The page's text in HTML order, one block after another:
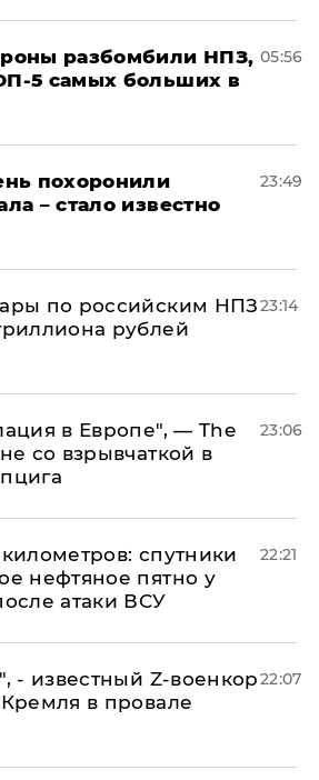
разбомбили НПЗ,
5 самых больших в
05:56
похоронили
– стало известно
23:49
по российским НПЗ
рублей
23:14
в Европе", — The
со взрывчаткой в
23:06
спутники
нефтяное пятно у
атаки ВСУ
22:21
- известный Z-военкор
в провале
22:07